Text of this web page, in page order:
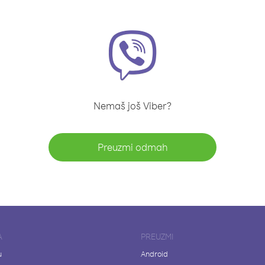
Nemaš još Viber?
Preuzmi odmah
PREUZMI
Android